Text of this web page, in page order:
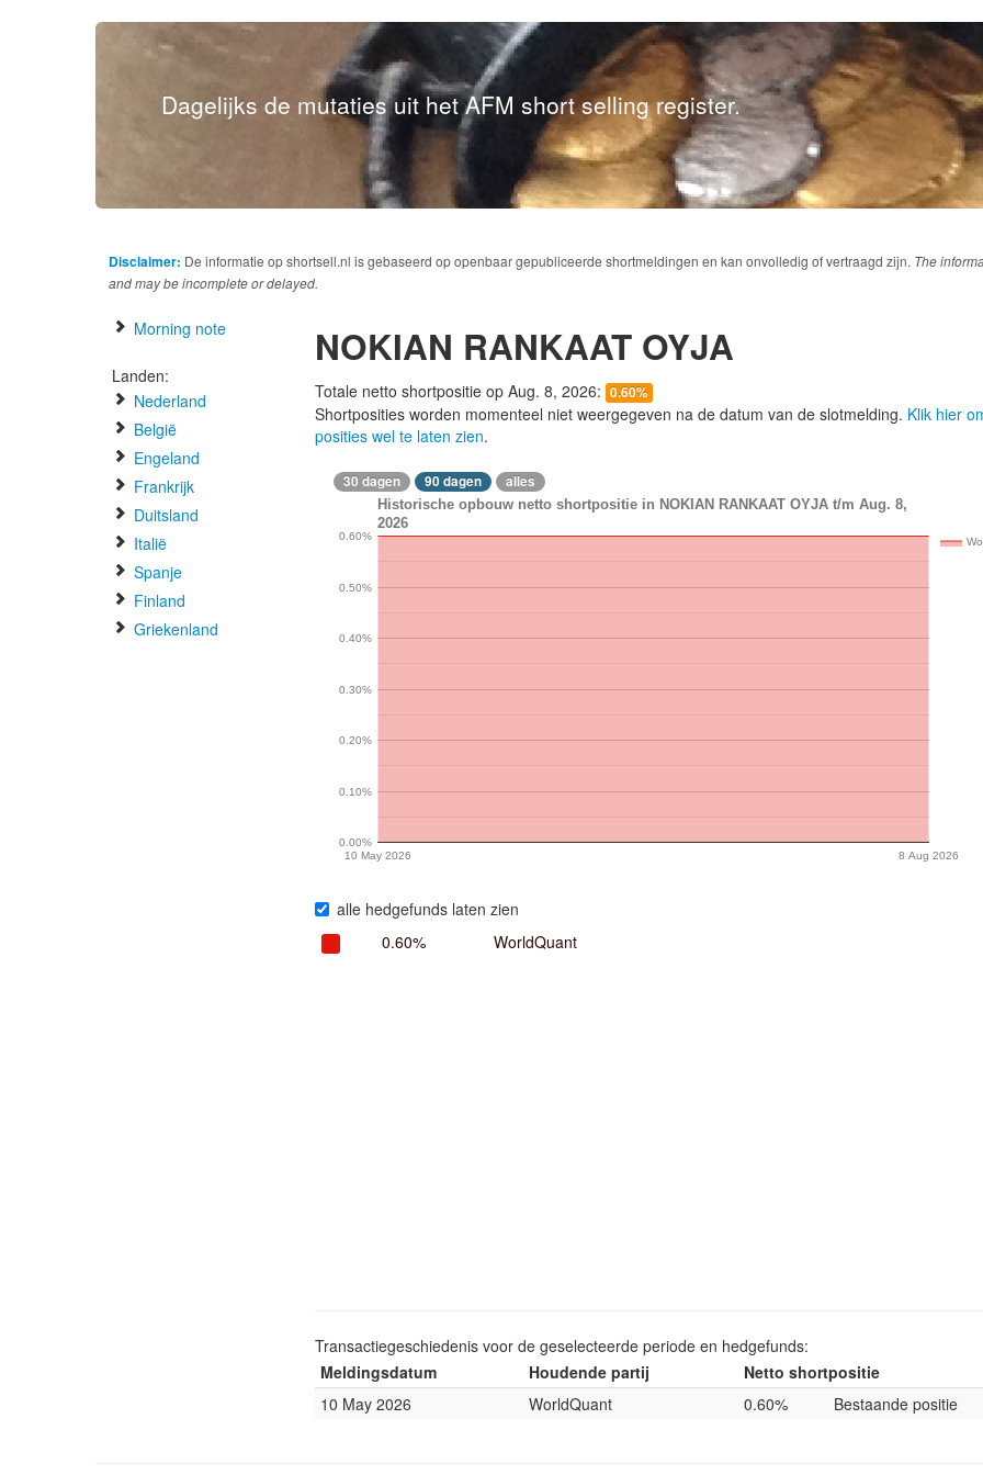
Dagelijks de mutaties uit het AFM short selling register.
Disclaimer: De informatie op shortsell.nl is gebaseerd op openbaar gepubliceerde shortmeldingen en kan onvolledig of vertraagd zijn. The
and may be incomplete or delayed.
Morning note
Landen:
Nederland
België
Engeland
Frankrijk
Duitsland
Italië
Spanje
Finland
Griekenland
NOKIAN RANKAAT OYJA
Totale netto shortpositie op Aug. 8, 2026: 0.60%
Shortposities worden momenteel niet weergegeven na de datum van de slotmelding. Klik hier
posities wel te laten zien.
30 dagen 90 dagen alles
Historische opbouw netto shortpositie in NOKIAN RANKAAT OYJA t/m Aug. 8,
2026
10 May 2026 8 Aug 2026
0.00%
0.10%
0.20%
0.30%
0.40%
0.50%
0.60%
alle hedgefunds laten zien
0.60%
WorldQuant
Transactiegeschiedenis voor de geselecteerde periode en hedgefunds:
Meldingsdatum
Houdende partij
Netto shortpositie
10 May 2026
WorldQuant 0.60% Bestaande positie